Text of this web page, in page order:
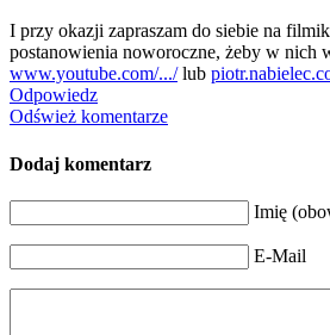
I przy okazji zapraszam do siebie na
postanowienia noworoczne, żeby w nich
www.youtube.com/.../lub
Odpowiedz
Odśwież komentarze
Dodaj komentarz
Imię
E-Mail